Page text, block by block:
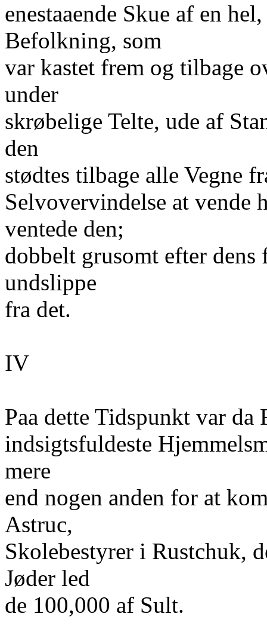
enestaaende Skue af en
Befolkning, som
var kastet frem og tilbage
under
skrøbelige Telte, ude af
den
stødtes tilbage alle Vegne
Selvovervindelse at
ventede den;
dobbelt grusomt efter dens
undslippe
fra det.
IV
Paa dette Tidspunkt var
indsigtsfuldeste
mere
end nogen anden for at
Astruc,
Skolebestyrer i Rustchuk,
Jøder led
de 100,000 af Sult.